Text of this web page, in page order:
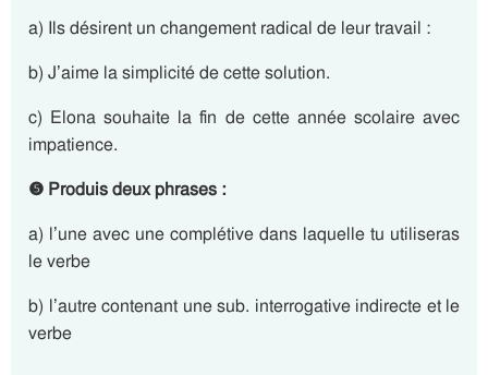
a) Ils désirent un changement radical de leur travail :
b) J’aime la simplicité de cette solution.
c) Elona souhaite la fin de cette année scolaire avec
impatience.
❺ Produis deux phrases :
a) l’une avec une complétive dans laquelle tu utiliseras
le verbe
b) l’autre contenant une sub. interrogative indirecte et le
verbe